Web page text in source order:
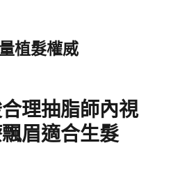
植髮權威
理抽脂師內視
眉適合生髮